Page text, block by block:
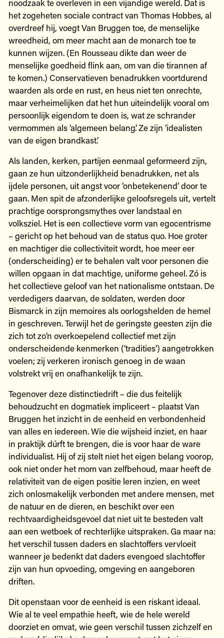
noodzaak te overleven in een vijandige wereld. Dat is
het zogeheten sociale contract van Thomas Hobbes, al
overdreef hij, voegt Van Bruggen toe, de menselijke
wreedheid, om meer macht aan de monarch toe te
kunnen wijzen. (En Rousseau dikte dan weer de
menselijke goedheid flink aan, om van die tirannen af
te komen.) Conservatieven benadrukken voortdurend
waarden als orde en rust, en heus niet ten onrechte,
maar verheimelijken dat het hun uiteindelijk vooral om
persoonlijk eigendom te doen is, wat ze schrander
vermommen als ‘algemeen belang’. Ze zijn ‘idealisten
van de eigen brandkast’.
Als landen, kerken, partijen eenmaal geformeerd zijn,
gaan ze hun uitzonderlijkheid benadrukken, net als
ijdele personen, uit angst voor ‘onbetekenend’ door te
gaan. Men spit de afzonderlijke geloofsregels uit, vertelt
prachtige oorsprongsmythes over landstaal en
volksziel. Het is een collectieve vorm van egocentrisme
– gericht op het behoud van de status quo. Hoe groter
en machtiger die collectiviteit wordt, hoe meer eer
(onderscheiding) er te behalen valt voor personen die
willen opgaan in dat machtige, uniforme geheel. Zó is
het collectieve geloof van het nationalisme ontstaan. De
verdedigers daarvan, de soldaten, werden door
Bismarck in zijn memoires als oorlogshelden de hemel
in geschreven. Terwijl het de geringste geesten zijn die
zich tot zo’n overkoepelend collectief met zijn
onderscheidende kenmerken (‘tradities’) aangetrokken
voelen; zij verkeren ironisch genoeg in de waan
volstrekt vrij en onafhankelijk te zijn.
Tegenover deze distinctiedrift – die dus feitelijk
behoudzucht en dogmatiek impliceert – plaatst Van
Bruggen het inzicht in de eenheid en verbondenheid
van alles en iedereen. Wie die wijsheid inziet, en haar
in praktijk dúrft te brengen, die is voor haar de ware
individualist. Hij of zij stelt niet het eigen belang voorop,
ook niet onder het mom van zelfbehoud, maar heeft de
relativiteit van de eigen positie leren inzien, en weet
zich onlosmakelijk verbonden met andere mensen, met
de natuur en de dieren, en beschikt over een
rechtvaardigheidsgevoel dat niet uit te besteden valt
aan een wetboek of rechterlijke uitspraken. Ga maar na:
het verschil tussen daders en slachtoffers vervloeit
wanneer je bedenkt dat daders evengoed slachtoffer
zijn van hun opvoeding, omgeving en aangeboren
driften.
Dit openstaan voor de eenheid is een riskant ideaal.
Wie al te veel empathie heeft, wie de hele wereld
doorziet en omvat, wie geen verschil tussen zichzelf en